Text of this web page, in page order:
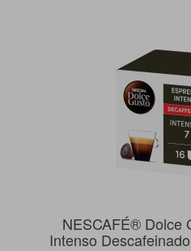
NESCAFÉ® Dolce
Intenso